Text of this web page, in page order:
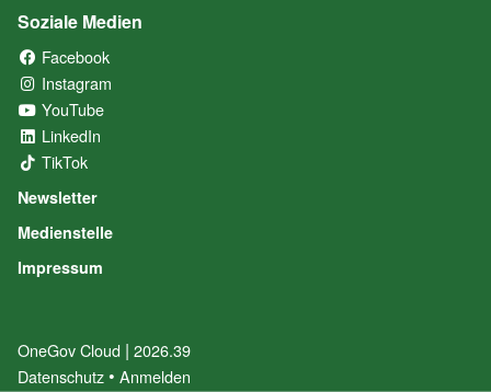
Soziale Medien
Facebook
Instagram
YouTube
LinkedIn
TikTok
Newsletter
Medienstelle
Impressum
OneGov Cloud (External Link)
| 2026.39
Datenschutz (External Link)
Anmelden